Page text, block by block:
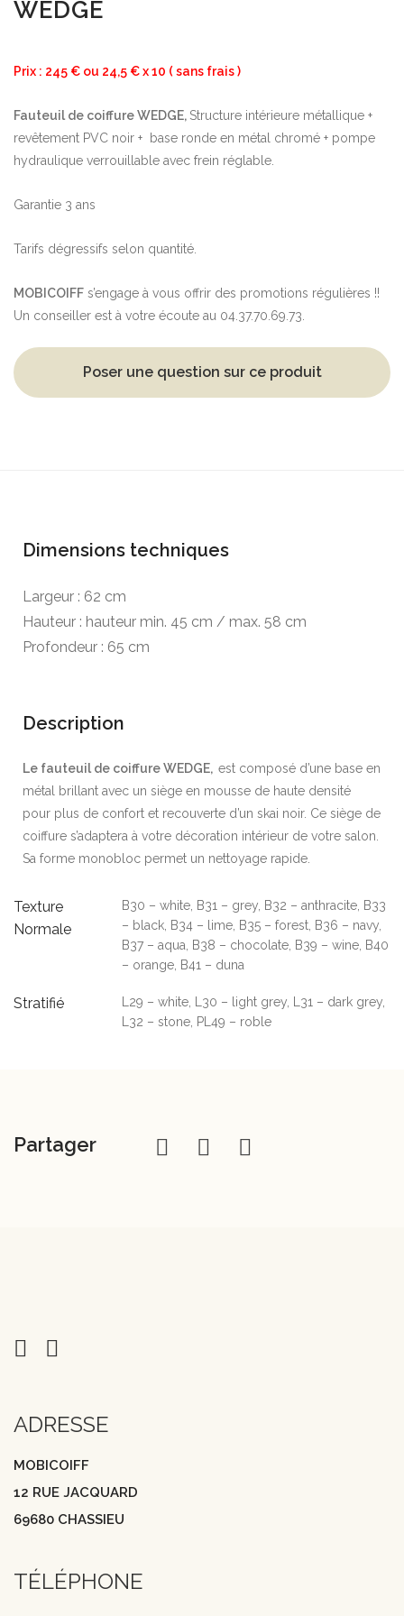
WEDGE
Prix : 245 € ou 24,5 € x 10 ( sans frais )
Fauteuil de coiffure WEDGE, Structure intérieure métallique +
revêtement PVC noir + base ronde en métal chromé + pompe
hydraulique verrouillable avec frein réglable.
Garantie 3 ans
Tarifs dégressifs selon quantité.
MOBICOIFF s’engage à vous offrir des promotions régulières !!
Un conseiller est à votre écoute au 04.37.70.69.73.
Poser une question sur ce produit
Dimensions techniques
Largeur : 62 cm
Hauteur : hauteur min. 45 cm / max. 58 cm
Profondeur : 65 cm
Description
Le fauteuil de coiffure WEDGE, est composé d’une base en
métal brillant avec un siège en mousse de haute densité
pour plus de confort et recouverte d’un skai noir. Ce siège de
coiffure s’adaptera à votre décoration intérieur de votre salon.
Sa forme monobloc permet un nettoyage rapide.
Texture
Normale
B30 – white, B31 – grey, B32 – anthracite, B33
– black, B34 – lime, B35 – forest, B36 – navy,
B37 – aqua, B38 – chocolate, B39 – wine, B40
– orange, B41 – duna
Stratifié
L29 – white, L30 – light grey, L31 – dark grey,
L32 – stone, PL49 – roble
Partager
ADRESSE
MOBICOIFF
12 RUE JACQUARD
69680 CHASSIEU
TÉLÉPHONE